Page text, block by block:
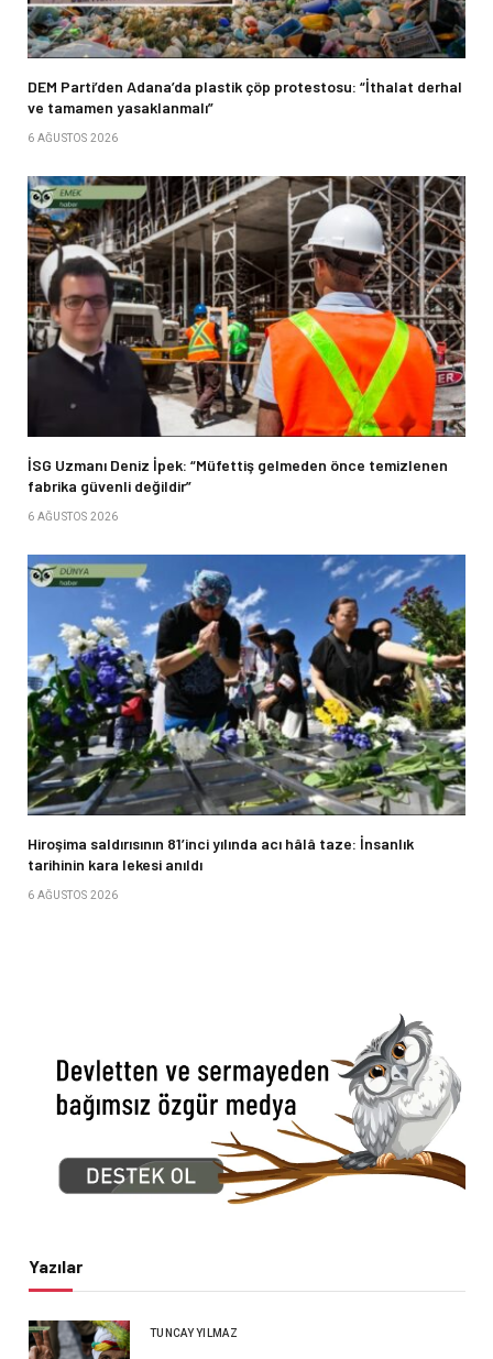
DEM Parti’den Adana’da plastik çöp protestosu: “İthalat derhal
ve tamamen yasaklanmalı”
6 AĞUSTOS 2026
İSG Uzmanı Deniz İpek: “Müfettiş gelmeden önce temizlenen
fabrika güvenli değildir”
6 AĞUSTOS 2026
Hiroşima saldırısının 81’inci yılında acı hâlâ taze: İnsanlık
tarihinin kara lekesi anıldı
6 AĞUSTOS 2026
Yazılar
TUNCAY YILMAZ